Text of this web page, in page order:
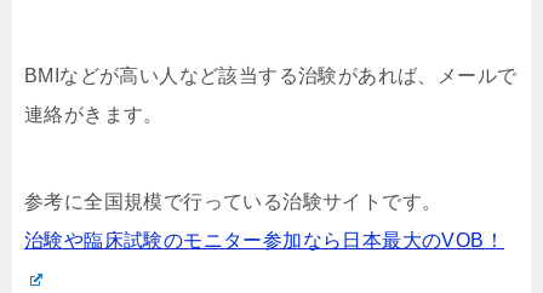
BMIなどが高い人など該当する治験があれば、メールで
連絡がきます。
参考に全国規模で行っている治験サイトです。
治験や臨床試験のモニター参加なら日本最大のVOB！